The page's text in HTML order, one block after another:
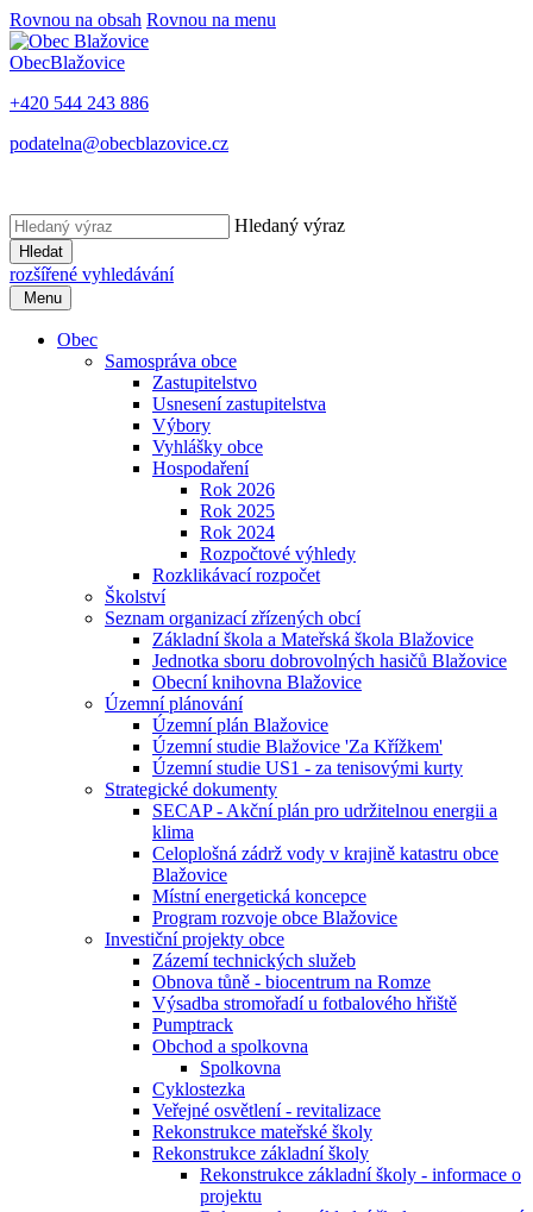
Rovnou na obsah Rovnou na menu
ObecBlažovice
+420 544 243 886
podatelna@obecblazovice.cz
Hledaný výraz
Hledat
rozšířené vyhledávání
Menu
Obec
Samospráva obce
Zastupitelstvo
Usnesení zastupitelstva
Výbory
Vyhlášky obce
Hospodaření
Rok 2026
Rok 2025
Rok 2024
Rozpočtové výhledy
Rozklikávací rozpočet
Školství
Seznam organizací zřízených obcí
Základní škola a Mateřská škola Blažovice
Jednotka sboru dobrovolných hasičů Blažovice
Obecní knihovna Blažovice
Územní plánování
Územní plán Blažovice
Územní studie Blažovice 'Za Křížkem'
Územní studie US1 - za tenisovými kurty
Strategické dokumenty
SECAP - Akční plán pro udržitelnou energii a
klima
Celoplošná zádrž vody v krajině katastru obce
Blažovice
Místní energetická koncepce
Program rozvoje obce Blažovice
Investiční projekty obce
Zázemí technických služeb
Obnova tůně - biocentrum na Romze
Výsadba stromořadí u fotbalového hřiště
Pumptrack
Obchod a spolkovna
Spolkovna
Cyklostezka
Veřejné osvětlení - revitalizace
Rekonstrukce mateřské školy
Rekonstrukce základní školy
Rekonstrukce základní školy - informace o
projektu